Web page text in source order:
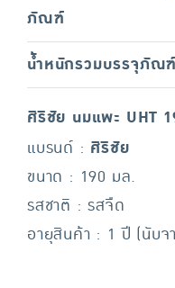
ภัณฑ์
น้ำหนักรวมบรรจุภัณฑ์
ศิริชัย นมแพะ UHT
แบรนด์ : ศิริชัย
ขนาด : 190 มล.
รสชาติ : รสจืด
อายุสินค้า : 1 ปี (นับจ